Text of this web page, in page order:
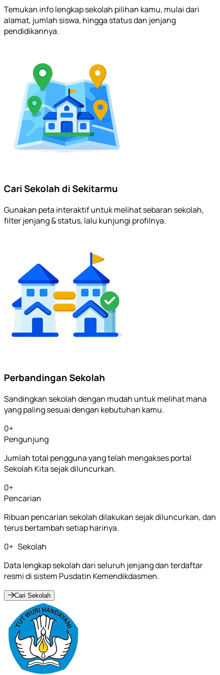
Temukan info lengkap sekolah pilihan kamu, mulai dari
alamat, jumlah siswa, hingga status dan jenjang
pendidikannya.
Cari Sekolah di Sekitarmu
Gunakan peta interaktif untuk melihat sebaran sekolah,
filter jenjang & status, lalu kunjungi profilnya.
Perbandingan Sekolah
Sandingkan sekolah dengan mudah untuk melihat mana
yang paling sesuai dengan kebutuhan kamu.
0+
Pengunjung
Jumlah total pengguna yang telah mengakses portal
Sekolah Kita sejak diluncurkan.
0+
Pencarian
Ribuan pencarian sekolah dilakukan sejak diluncurkan, dan
terus bertambah setiap harinya.
0+ Sekolah
Data lengkap sekolah dari seluruh jenjang dan terdaftar
resmi di sistem Pusdatin Kemendikdasmen.
Cari Sekolah